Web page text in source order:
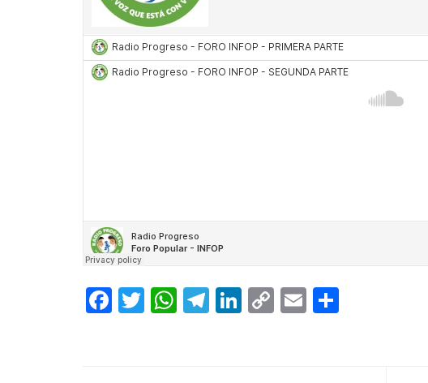
Facebook
Twitter
WhatsApp
Telegram
LinkedIn
CopyEmail